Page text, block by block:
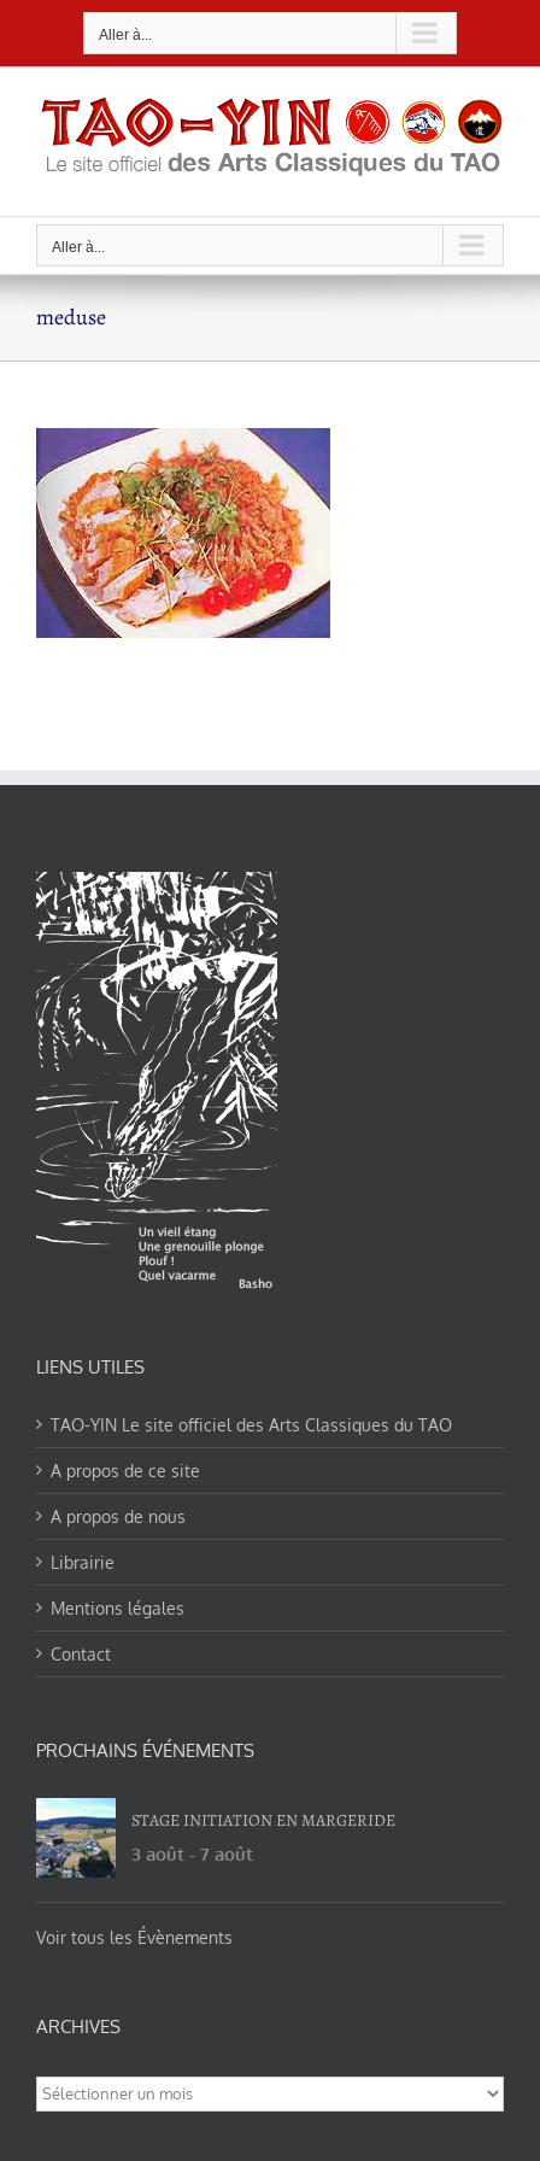
Aller à...
Aller à...
meduse
LIENS UTILES
TAO-YIN Le site officiel des Arts Classiques du TAO
A propos de ce site
A propos de nous
Librairie
Mentions légales
Contact
PROCHAINS ÉVÉNEMENTS
STAGE INITIATION EN MARGERIDE
3 août - 7 août
Voir tous les Évènements
ARCHIVES
Archives